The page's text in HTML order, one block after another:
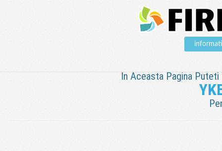
In Aceasta Pagina